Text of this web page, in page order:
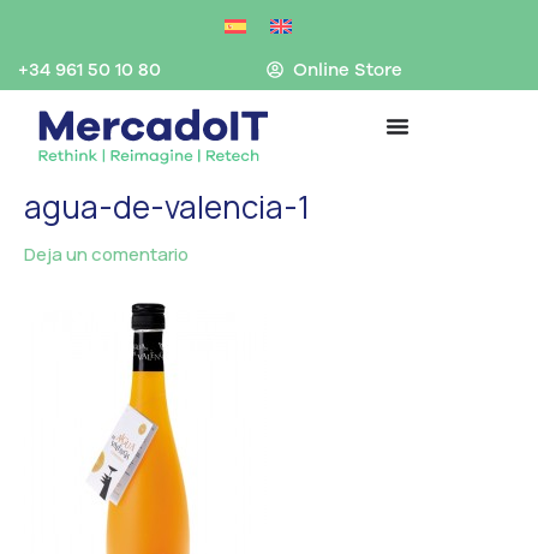
contenido
+34 961 50 10 80 Online Store
agua-de-valencia-1
Deja un comentario